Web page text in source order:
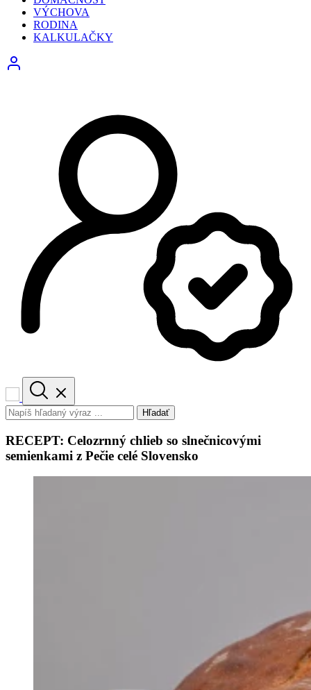
VÝCHOVA
RODINA
KALKULAČKY
Hľadať
RECEPT: Celozrnný chlieb so slnečnicovými
semienkami z Pečie celé Slovensko